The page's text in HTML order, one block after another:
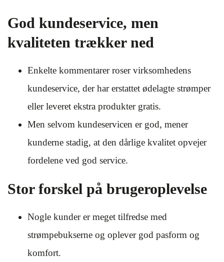
God kundeservice, men
kvaliteten trækker ned
Enkelte kommentarer roser virksomhedens
kundeservice, der har erstattet ødelagte strømper
eller leveret ekstra produkter gratis.
Men selvom kundeservicen er god, mener
kunderne stadig, at den dårlige kvalitet opvejer
fordelene ved god service.
Stor forskel på brugeroplevelse
Nogle kunder er meget tilfredse med
strømpebukserne og oplever god pasform og
komfort.